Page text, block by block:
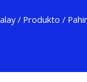
/ Produkto /